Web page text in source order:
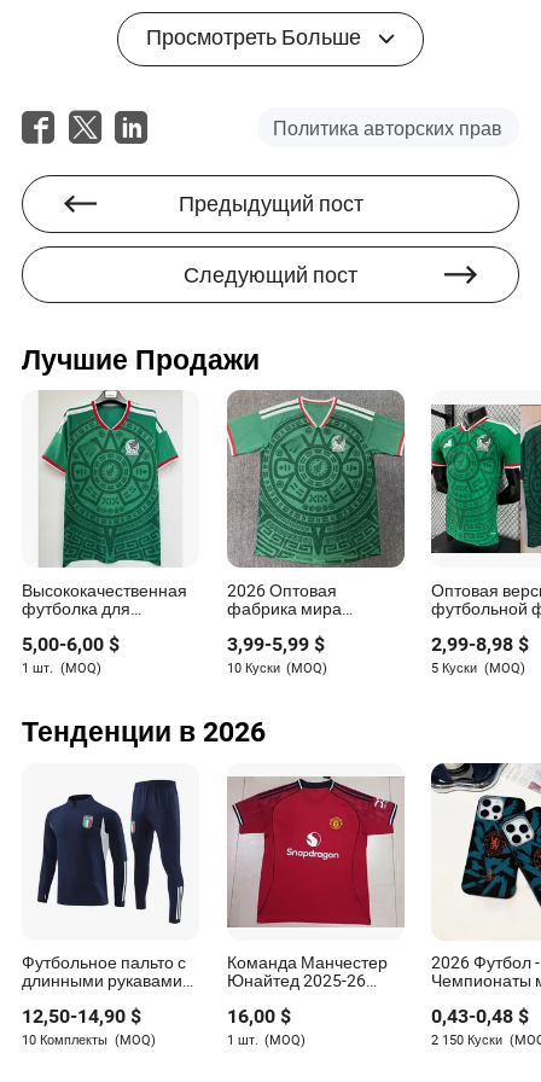
клуба, так и для страны. Ее видение, контроль и
интеллект просто не имеют равных. Она
переопределила роль полузащитника, став
футболе.
трижды подряд — это легенда. Бонмати теперь ходит
среди гигантов спорта, ее наследие как одной из
величайших всех времен прочно закреплено.
Итоговый рейтинг женского Золотого мяча 2025:
Мариона Кальдентей (Испания, Арсенал)
Алессия Руссо (Англия, Арсенал)
Алексия Путельяс (Испания, Барселона)
Хлоя Келли (Англия, Манчестер Сити/Арсенал)
Патри Гихарро (Испания, Барселона)
Леа Уильямсон (Англия, Арсенал)
Эва Пайор (Польша, Барселона)
Ханна Хэмптон (Англия, Челси)
Клаудия Пина (Испания, Барселона)
Марта (Бразилия, Орландо Прайд)
Каролина Грэм Хансен (Норвегия, Барселона)
Барбра Банда (Замбия, Орландо Прайд)
Сэнди Балтимер (Франция, Челси)
Кристиана Джирелли (Италия, Ювентус)
Темва Чавинга (Малави, Канзас Сити Каррент)
Просмотреть Больше
Политика авторских прав
Предыдущий пост
Следующий пост
Лучшие Продажи
Высококачественная
футболка для
Мексике
5,00-6,00 $
1 шт. (MOQ)
2026 Оптовая
фабрика мира
Футбольная футболка
Футбольная форма
Игрока Фаната Кубка
3,99-5,99$
10 Куски (MOQ)
Оптовая
футбольной
выездная
мира по
2,99-8,98 $
5 Куски (MOQ)
Тенденции в 2026
Футбольное пальто с
длинными рукавами
футбольный клуб
мужская
тренировочная
12,50-14,90 $
10 Комплекты (MOQ)
Команда Манчестер
Юнайтед 2025-26
Футболки Можно
Напечатать Имя и
Номера
16,00$
1 шт. (MOQ)
2026 Футбол -
Чемпионаты
распродажа
фанатского
футбольной
0,43-0,48 $
2 150 Куски